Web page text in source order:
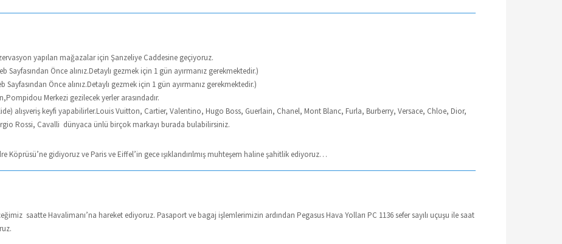
yapılan mağazalar için Şanzeliye Caddesine geçiyoruz.
Önce alınız.Detaylı gezmek için 1 gün ayırmanız gerekmektedir.)
Önce alınız.Detaylı gezmek için 1 gün ayırmanız gerekmektedir.)
Merkezi gezilecek yerler arasındadır.
alışveriş keyfi yapabilirler.Louis Vuitton, Cartier, Valentino, Hugo Boss, Guerlain, Chanel, Mont Blanc, Furla, Burberry, Versace, Chloe, Dior,
Rossi, Cavalli dünyaca ünlü birçok markayı burada bulabilirsiniz.
Köprüsü’ne gidiyoruz ve Paris ve Eiffel’in gece ışıklandırılmış muhteşem haline şahitlik ediyoruz…
saatte Havalimanı’na hareket ediyoruz. Pasaport ve bagaj işlemlerimizin ardından Pegasus Hava Yolları PC 1136 sefer sayılı uçuşu ile saat